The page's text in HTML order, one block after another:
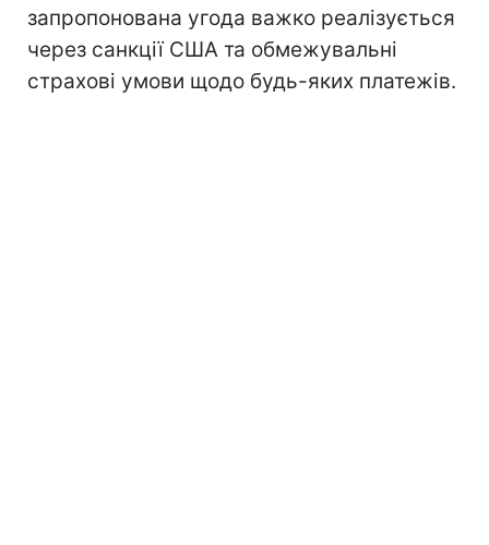
запропонована угода важко реалізується
через санкції США та обмежувальні
страхові умови щодо будь-яких платежів.